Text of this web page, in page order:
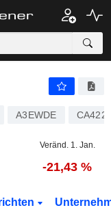
0,6600
A3EWDE
Veränd. 1. Jan.
-21,43 %